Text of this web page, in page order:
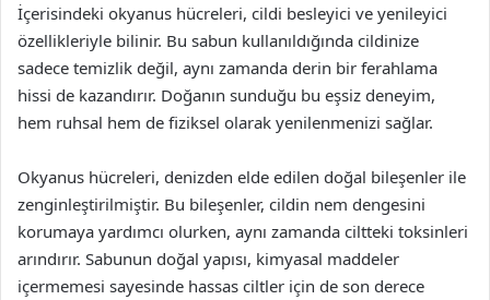
İçerisindeki okyanus hücreleri, cildi besleyici ve yenileyici
özellikleriyle bilinir. Bu sabun kullanıldığında cildinize
sadece temizlik değil, aynı zamanda derin bir ferahlama
hissi de kazandırır. Doğanın sunduğu bu eşsiz deneyim,
hem ruhsal hem de fiziksel olarak yenilenmenizi sağlar.
Okyanus hücreleri, denizden elde edilen doğal bileşenler ile
zenginleştirilmiştir. Bu bileşenler, cildin nem dengesini
korumaya yardımcı olurken, aynı zamanda ciltteki toksinleri
arındırır. Sabunun doğal yapısı, kimyasal maddeler
içermemesi sayesinde hassas ciltler için de son derece